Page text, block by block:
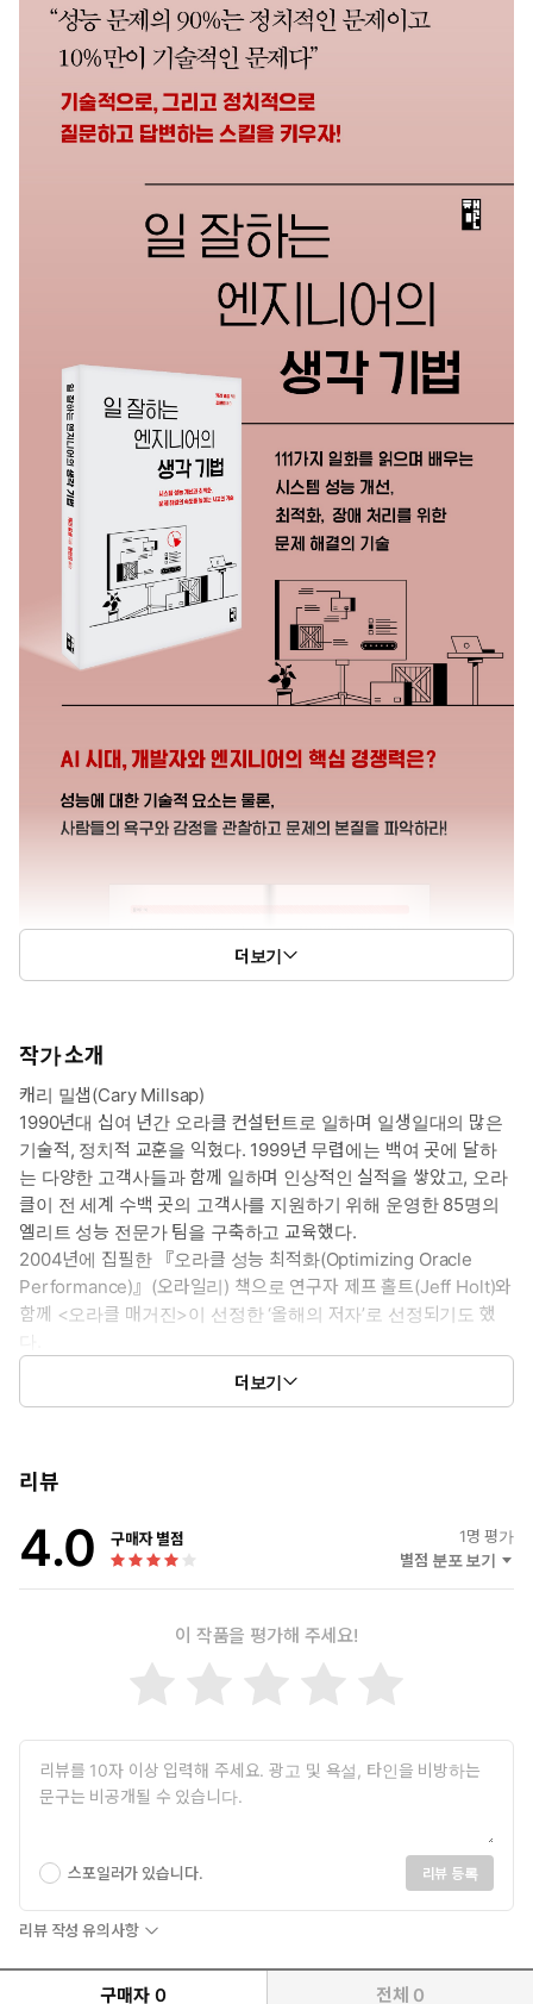
더보기
작가 소개
캐리 밀샙(Cary Millsap)
1990년대 십여 년간 오라클 컨설턴트로 일하며 일생일대의 많은
기술적, 정치적 교훈을 익혔다. 1999년 무렵에는 백여 곳에 달하
는 다양한 고객사들과 함께 일하며 인상적인 실적을 쌓았고, 오라
클이 전 세계 수백 곳의 고객사를 지원하기 위해 운영한 85명의
엘리트 성능 전문가 팀을 구축하고 교육했다.
2004년에 집필한 『오라클 성능 최적화(Optimizing Oracle
Performance)』(오라일리) 책으로 연구자 제프 홀트(Jeff Holt)와
함께 <오라클 매거진>이 선정한 ‘올해의 저자’로 선정되기도 했
다.
2008년에는 메서드R사(Method R Corporation)를 설립해서 전
세계 굴지 고객사들을 대상으로 서비스를 제공하며, 수천 개의 오라
각종 공개 행사에서의 강연 등을 통해 수천 명의 정보기술 전문가들
더보기
리뷰
4.0 구매자 별점 1명 평가
별점 분포 보기
이 작품을 평가해 주세요!
스포일러가 있습니다. 리뷰 등록
리뷰 작성 유의사항
구매자 0 전체 0